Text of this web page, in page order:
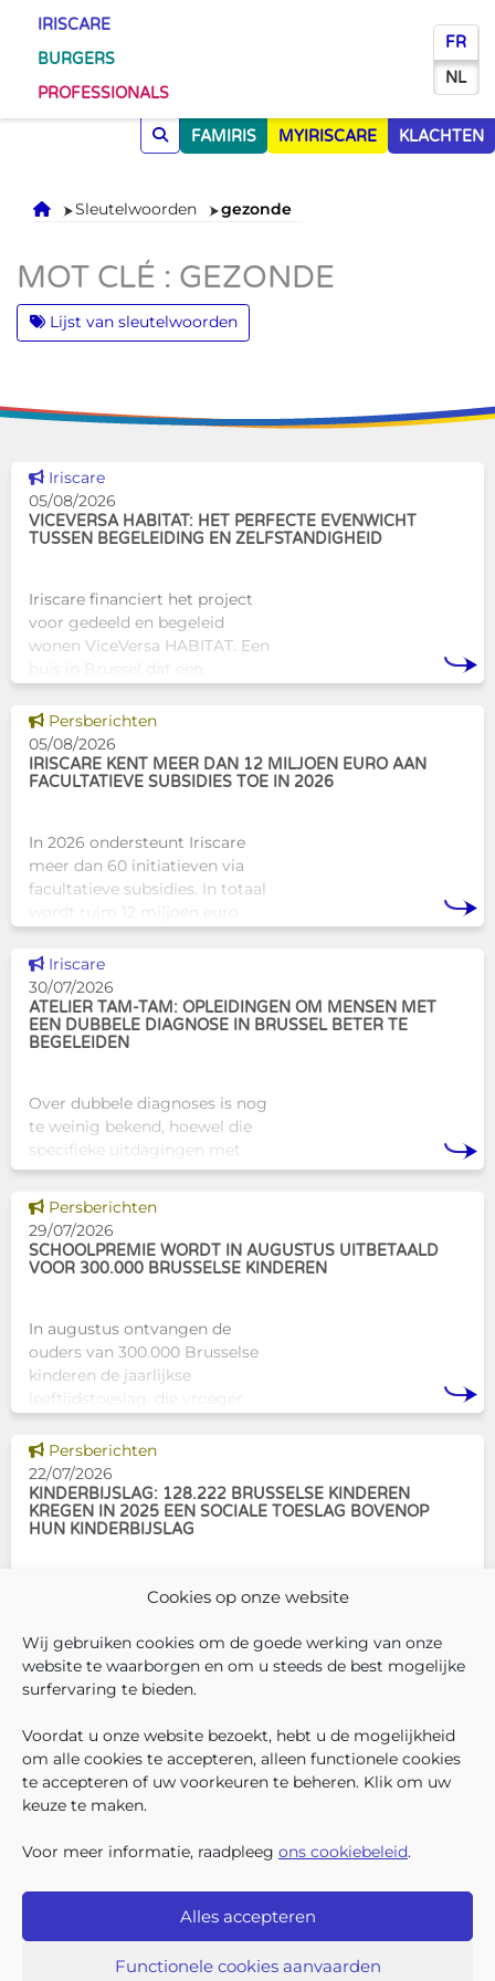
Cookies op onze website
Wij gebruiken cookies om de goede werking van onze
website te waarborgen en om u steeds de best mogelijke
surfervaring te bieden.
Voordat u onze website bezoekt, hebt u de mogelijkheid
om alle cookies te accepteren, alleen functionele cookies
te accepteren of uw voorkeuren te beheren. Klik om uw
keuze te maken.
Voor meer informatie, raadpleeg ons cookiebeleid.
Alles accepteren
Functionele cookies aanvaarden
IRISCARE
BURGERS
PROFESSIONALS
FR
NL
FAMIRIS MYIRISCARE KLACHTEN
Onthaal
Sleutelwoorden gezonde
MOT CLÉ : GEZONDE
Lijst van sleutelwoorden
Dit nieuws tonen
Iriscare
05/08/2026
VICEVERSA HABITAT: HET PERFECTE EVENWICHT
TUSSEN BEGELEIDING EN ZELFSTANDIGHEID
Iriscare financiert het project
voor gedeeld en begeleid
wonen ViceVersa HABITAT. Een
huis in Brussel dat een
alternatief biedt voor de
traditionele
huisvestingsstructuren v
Dit nieuws tonen
Persberichten
05/08/2026
IRISCARE KENT MEER DAN 12 MILJOEN EURO AAN
FACULTATIEVE SUBSIDIES TOE IN 2026
In 2026 ondersteunt Iriscare
meer dan 60 initiatieven via
facultatieve subsidies. In totaal
wordt ruim 12 miljoen euro
Brusselse actoren die actief
zijn op het vlak van gezondhe
Dit nieuws tonen
Iriscare
30/07/2026
ATELIER TAM-TAM: OPLEIDINGEN OM MENSEN MET
EEN DUBBELE DIAGNOSE IN BRUSSEL BETER TE
BEGELEIDEN
Over dubbele diagnoses is nog
te weinig bekend, hoewel die
specifieke uitdagingen met
zich meebrengen voor zowel
professionals als naasten. In
Brussel biedt Atelier Tam-Tam
een concrete oplossing in
Dit nieuws tonen
Persberichten
29/07/2026
SCHOOLPREMIE WORDT IN AUGUSTUS UITBETAALD
VOOR 300.000 BRUSSELSE KINDEREN
In augustus ontvangen de
ouders van 300.000 Brusselse
kinderen de jaarlijkse
leeftijdstoeslag, die vroeger
schoolpremie. Deze financiële
ondersteuning helpt gezinnen
om de kosten
Dit nieuws tonen
Persberichten
22/07/2026
KINDERBIJSLAG: 128.222 BRUSSELSE KINDEREN
KREGEN IN 2025 EEN SOCIALE TOESLAG BOVENOP
HUN KINDERBIJSLAG
In december 2025 hadden
304.966 Brusselse kinderen
recht op kinderbijslag. Van hen
ontvingen 128.222 kinderen ook
een sociale toeslag boven op
komt overeen met 42,04% van
WERKEN BIJ ONS
ALLE NIEUWSBERICHTEN
TRANSPARANTIE
CONTACTEER ONS
KLACHTEN
Iriscare • Belliardstraat 71 bus 2 • 1040 Brussel
Toegankelijkheids-verklaring